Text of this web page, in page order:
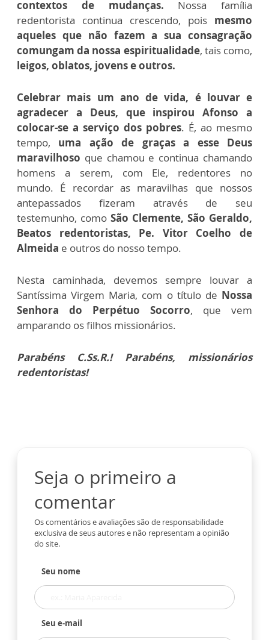
contextos de mudanças. Nossa família
redentorista continua crescendo, pois mesmo
aqueles que não fazem a sua consagração
comungam da nossa espiritualidade, tais como,
leigos, oblatos, jovens e outros.
Celebrar mais um ano de vida, é louvar e
agradecer a Deus, que inspirou Afonso a
colocar-se a serviço dos pobres. É, ao mesmo
tempo, uma ação de graças a esse Deus
maravilhoso que chamou e continua chamando
homens a serem, com Ele, redentores no
mundo. É recordar as maravilhas que nossos
antepassados fizeram através de seu
testemunho, como São Clemente, São Geraldo,
Beatos redentoristas, Pe. Vitor Coelho de
Almeida e outros do nosso tempo.
Nesta caminhada, devemos sempre louvar a
Santíssima Virgem Maria, com o título de Nossa
Senhora do Perpétuo Socorro, que vem
amparando os filhos missionários.
Parabéns C.Ss.R.! Parabéns, missionários
redentoristas!
Seja o primeiro a
comentar
Os comentários e avaliações são de responsabilidade
exclusiva de seus autores e não representam a opinião
do site.
Seu nome
Seu e-mail